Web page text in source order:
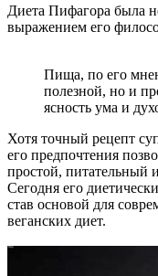
Диета Пифагора была
выражением его
Пища, по его
полезной, но и
ясность ума и
Хотя точный рецепт
его предпочтения
простой, питательный
Сегодня его
став основой для
веганских диет.